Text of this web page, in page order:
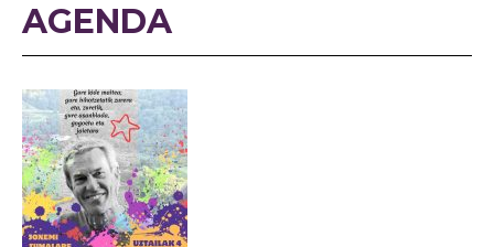
AGENDA